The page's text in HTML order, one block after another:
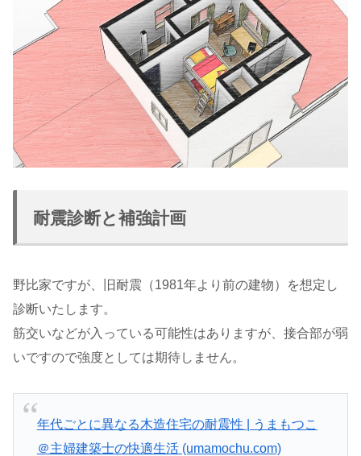
耐震診断と補強計画
野比家ですが、旧耐震（1981年より前の建物）を想定し
診断いたします。
筋交いなどが入っている可能性はありますが、接合部が弱
いですので強度としては期待しません。
年代ごとに異なる木造住宅の耐震性 | うまもつこ
＠主婦建築士の快適生活 (umamochu.com)